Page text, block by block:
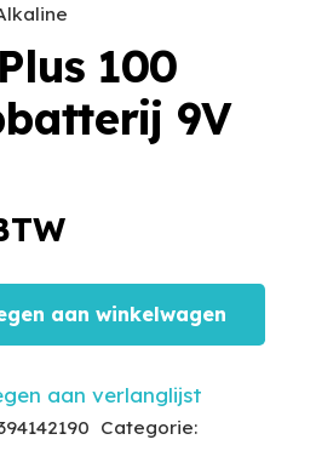
100
9V
aan winkelwagen
aan verlanglijst
Categorie: